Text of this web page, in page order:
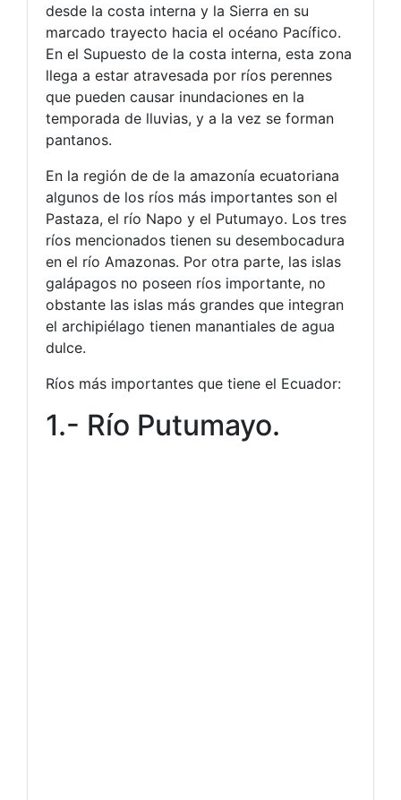
desde la costa interna y la Sierra en su
marcado trayecto hacia el océano Pacífico.
En el Supuesto de la costa interna, esta zona
llega a estar atravesada por ríos perennes
que pueden causar inundaciones en la
temporada de lluvias, y a la vez se forman
pantanos.
En la región de de la amazonía ecuatoriana
algunos de los ríos más importantes son el
Pastaza, el río Napo y el Putumayo. Los tres
ríos mencionados tienen su desembocadura
en el río Amazonas. Por otra parte, las islas
galápagos no poseen ríos importante, no
obstante las islas más grandes que integran
el archipiélago tienen manantiales de agua
dulce.
Ríos más importantes que tiene el Ecuador:
1.- Río Putumayo.